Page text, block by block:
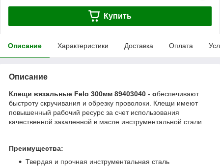
Купить
Описание Характеристики Доставка Оплата
Описание
Клещи вязальные Felo 300мм 89403040 - обеспечивают
быстроту скручивания и обрезку проволоки. Клещи имеют
повышенный рабочий ресурс за счет использования
качественной закаленной в масле инструментальной стали.
Преимущества:
Твердая и прочная инструментальная сталь